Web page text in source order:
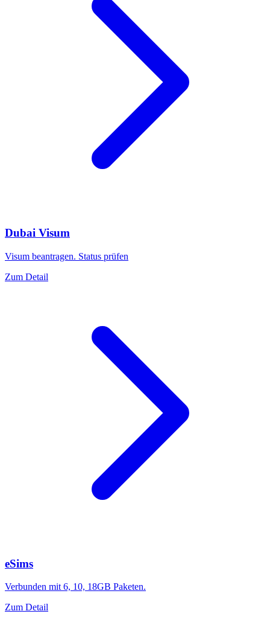
Dubai Visum
Visum beantragen. Status prüfen
Zum Detail
eSims
Verbunden mit 6, 10, 18GB Paketen.
Zum Detail